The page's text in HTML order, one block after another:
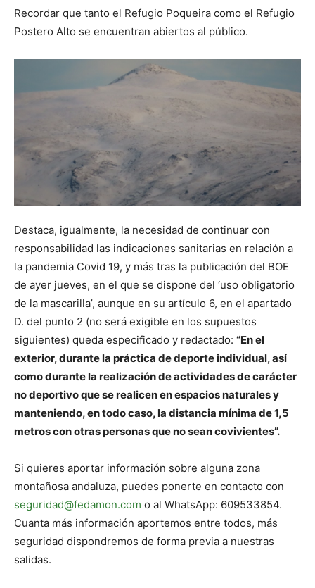
Recordar que tanto el Refugio Poqueira como el Refugio
Postero Alto se encuentran abiertos al público.
Destaca, igualmente, la necesidad de continuar con
responsabilidad las indicaciones sanitarias en relación a
la pandemia Covid 19, y más tras la publicación del BOE
de ayer jueves, en el que se dispone del ‘uso obligatorio
de la mascarilla’, aunque en su artículo 6, en el apartado
D. del punto 2 (no será exigible en los supuestos
siguientes) queda especificado y redactado: “En el
exterior, durante la práctica de deporte individual, así
como durante la realización de actividades de carácter
no deportivo que se realicen en espacios naturales y
manteniendo, en todo caso, la distancia mínima de 1,5
metros con otras personas que no sean covivientes”.
Si quieres aportar información sobre alguna zona
montañosa andaluza, puedes ponerte en contacto con
seguridad@fedamon.com o al WhatsApp: 609533854.
Cuanta más información aportemos entre todos, más
seguridad dispondremos de forma previa a nuestras
salidas.